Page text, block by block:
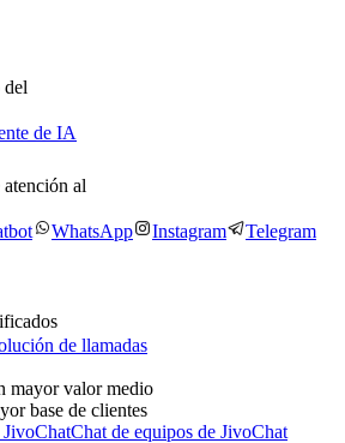
del
de IA
al
WhatsApp Instagram Telegram
de llamadas
mayor valor medio
base de clientes
JivoChatChat de equipos de JivoChat